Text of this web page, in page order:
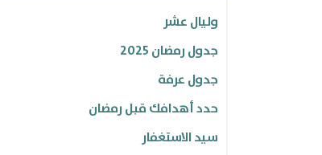
مقالات ذي الحجة
جلسات رمضانية
تأمل .. تفكر .. تدبر..
محاضرات داعية الهوية
وليال عشر
جدول رمضان 2025
جدول عرفة
حدد أهدافك قبل رمضان
سيد الاستغفار